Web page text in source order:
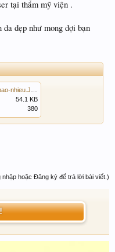
tại thẩm mỹ viện .
đẹp như mong đợi bạn
54.1 KB
380
nhập hoặc Đăng ký để trả lời bài viết.)